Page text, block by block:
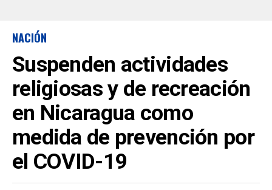
NACIÓN
Suspenden actividades
religiosas y de recreación
en Nicaragua como
medida de prevención por
el COVID-19